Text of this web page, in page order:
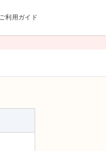
ご利用ガイド